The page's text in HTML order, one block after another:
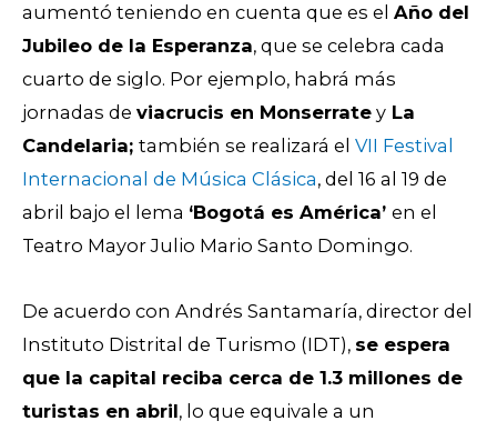
aumentó teniendo en cuenta que es el Año del
Jubileo de la Esperanza, que se celebra cada
cuarto de siglo. Por ejemplo, habrá más
jornadas de viacrucis en Monserrate y La
Candelaria; también se realizará el VII Festival
Internacional de Música Clásica, del 16 al 19 de
abril bajo el lema ‘Bogotá es América’ en el
Teatro Mayor Julio Mario Santo Domingo.
De acuerdo con Andrés Santamaría, director del
Instituto Distrital de Turismo (IDT), se espera
que la capital reciba cerca de 1.3 millones de
turistas en abril, lo que equivale a un